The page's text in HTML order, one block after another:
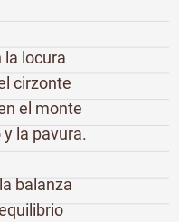
la locura
cirzonte
el monte
la pavura.
balanza